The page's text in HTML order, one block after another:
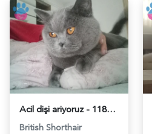
Acil dişi ariyoruz - 118980826
British Shorthair